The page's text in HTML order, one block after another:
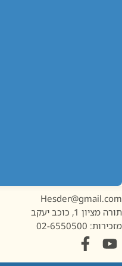
1, כוכב יעקב
02-6550500